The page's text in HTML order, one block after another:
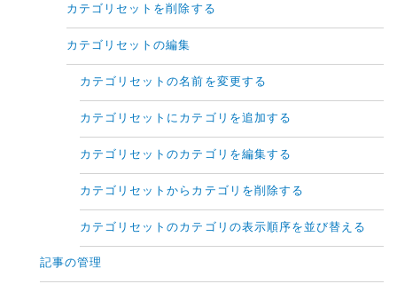
カテゴリセットを削除する
カテゴリセットの編集
カテゴリセットの名前を変更する
カテゴリセットにカテゴリを追加する
カテゴリセットのカテゴリを編集する
カテゴリセットからカテゴリを削除する
カテゴリセットのカテゴリの表示順序を並び替える
記事の管理